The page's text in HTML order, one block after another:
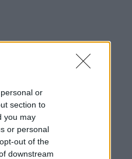
or
section to
you may
or personal
out of the
downstream